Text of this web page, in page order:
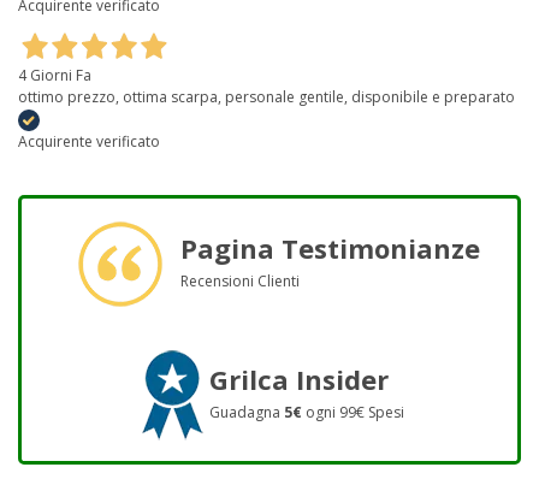
Acquirente verificato
4 Giorni Fa
ottimo prezzo, ottima scarpa, personale gentile, disponibile e preparato
Acquirente verificato
Pagina Testimonianze
Recensioni Clienti
Grilca Insider
Guadagna 5€ ogni 99€ Spesi